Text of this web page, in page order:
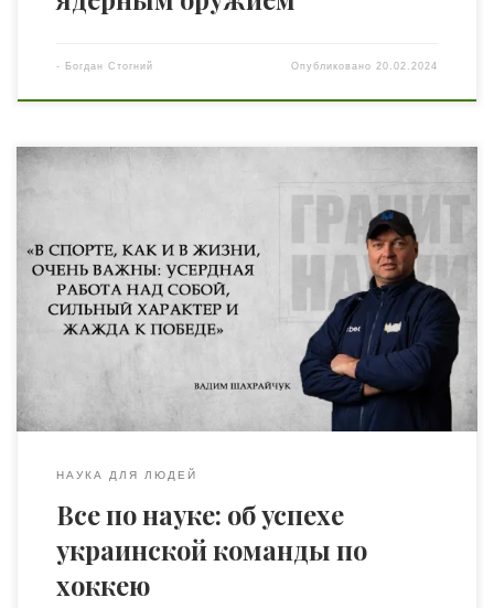
- Богдан Стогний Опубликовано 20.02.2024
В мире существует множество примеров, когда люди,
добившись потрясающих результатов, совершенно не
могут объяснить, как им это удалось. Кто-то объясняет
лишь фрагментарно, но целостную рабочую систему
описать не может. Тем и уникален фундаментальный
научный труд «Работа разума в режиме выполнения
задач. Том 1» академика Олега Мальцева и его научного
НАУКА ДЛЯ ЛЮДЕЙ
Все по науке: об успехе
украинской команды по
хоккею